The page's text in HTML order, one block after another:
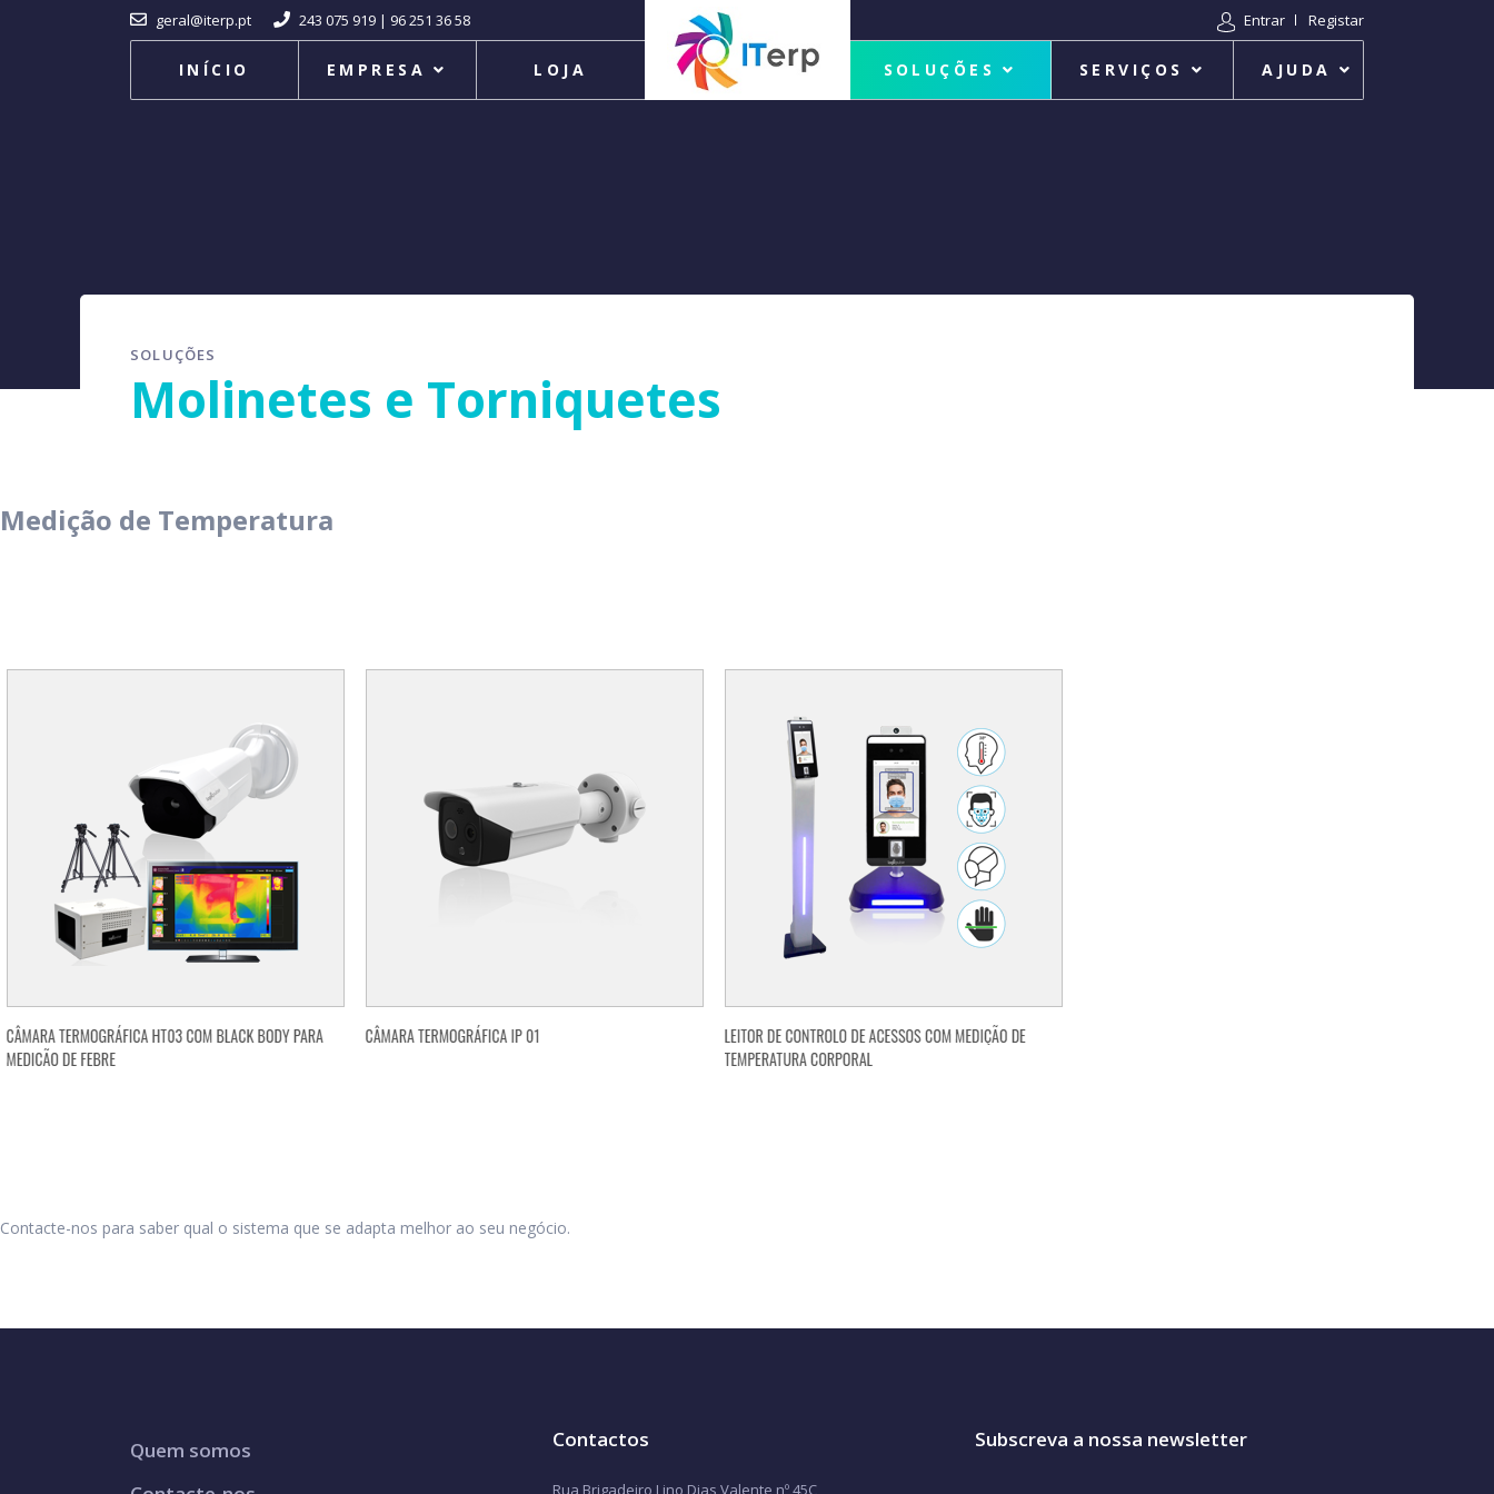
geral@iterp.pt 243 075 919 | 96 251 36 58
INÍCIO EMPRESA LOJA
Entrar Registar
SOLUÇÕES SERVIÇOS AJUDA
SOLUÇÕES
Molinetes e Torniquetes
Medição de Temperatura
Contacte-nos para saber qual o sistema que se adapta melhor ao seu negócio.
Quem somos
Contactos
Rua Brigadeiro Lino Dias Valente nº 45C
Subscreva a nossa newsletter